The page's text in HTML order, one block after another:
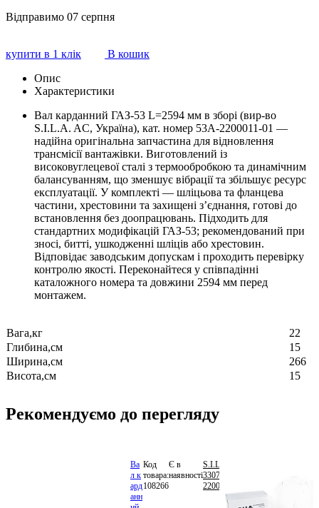
Відправимо 07 серпня
купити в 1 клік
В кошик
Опис
Характеристики
Вал карданний ГАЗ-53 L=2594 мм в зборі (вир-во
S.I.L.A. AC, Україна), кат. номер 53А-2200011-01 —
надійна оригінальна запчастина для відновлення
трансмісії вантажівки. Виготовлений із
високовуглецевої сталі з термообробкою та динамічним
балансуванням, що зменшує вібрації та збільшує ресурс
експлуатації. У комплекті — шліцьова та фланцева
частини, хрестовини та захищені з’єднання, готові до
встановлення без доопрацювань. Підходить для
стандартних модифікацій ГАЗ-53; рекомендований при
зносі, битті, ушкодженні шліців або хрестовин.
Відповідає заводським допускам і проходить перевірку
контролю якості. Переконайтеся у співпадінні
каталожного номера та довжини 2594 мм перед
монтажем.
Вага,кг
22
Глибина,см
15
Ширина,см
266
Висота,см
15
Рекомендуємо до перегляду
Ва
л к
ард
анн
Код
товара:
108266
Є в
наявності
S.I.L.A.
3307-
2200011
В
кошик